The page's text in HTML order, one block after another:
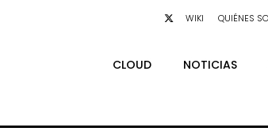
WIKI QUIÉNES
CLOUD NOTICIAS